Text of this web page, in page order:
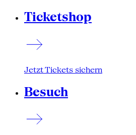
Ticketshop
Jetzt Tickets sichern
Besuch